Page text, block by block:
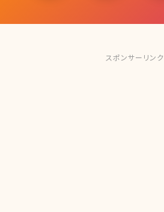
スポンサーリンク